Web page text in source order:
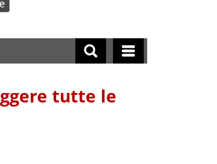
tutte le